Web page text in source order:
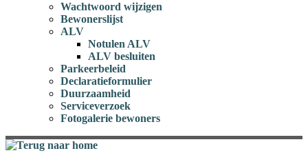
Wachtwoord wijzigen
Bewonerslijst
ALV
Notulen ALV
ALV besluiten
Parkeerbeleid
Declaratieformulier
Duurzaamheid
Serviceverzoek
Fotogalerie bewoners